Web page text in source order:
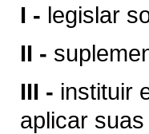
I - legislar
II -
III - instituir
aplicar